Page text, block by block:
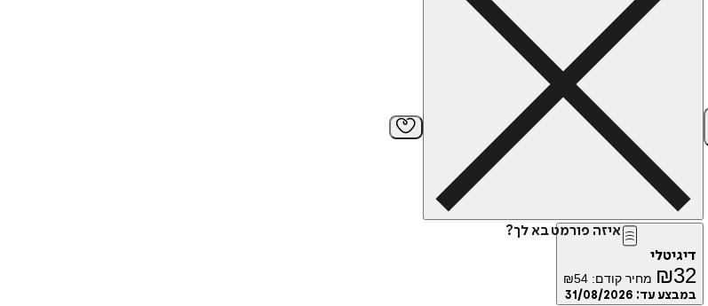
איזה פורמט בא לך?
דיגיטלי
₪32 מחיר קודם: ₪54
במבצע עד: 31/08/2026